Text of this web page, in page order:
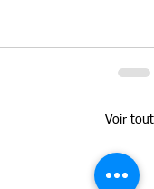
Voir tout